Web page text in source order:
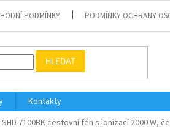
PODMÍNKY PODMÍNKY OCHRANY
HLEDAT
Kontakty
7100BK cestovní fén s ionizací 2000 W,